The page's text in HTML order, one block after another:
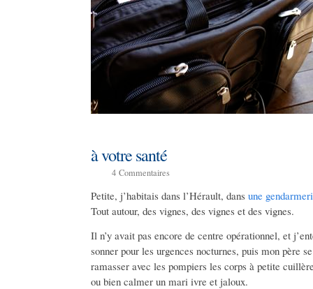
à votre santé
4 Commentaires
Petite, j’habitais dans l’Hérault, dans une
Tout autour, des vignes, des vignes et des vignes.
Il n’y avait pas encore de centre opérationnel, et
sonner pour les urgences nocturnes, puis mon père
ramasser avec les pompiers les corps à petite
ou bien calmer un mari ivre et jaloux.